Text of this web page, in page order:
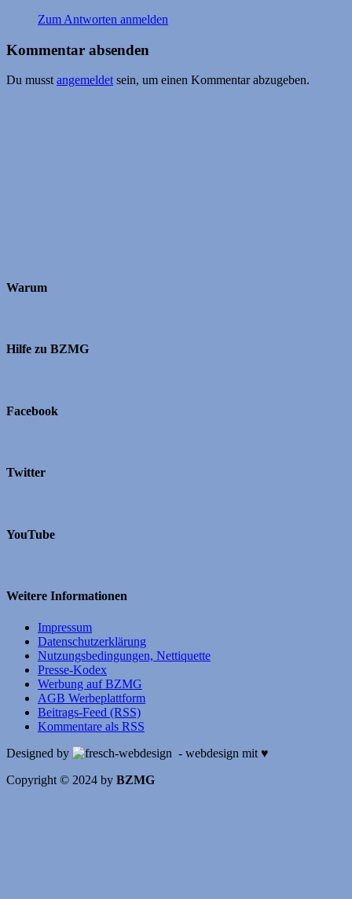
Zum Antworten anmelden
Kommentar absenden
Du musstangemeldetsein, um einen Kommentar abzugeben.
Warum
Hilfe zu BZMG
Facebook
Twitter
YouTube
Weitere Informationen
Impressum
Datenschutzerklärung
Nutzungsbedingungen, Nettiquette
Presse-Kodex
Werbung auf BZMG
AGB Werbeplattform
Beitrags-Feed (RSS)
Kommentare als RSS
Designed by
- webdesign mit ♥
Copyright © 2024 by BZMG